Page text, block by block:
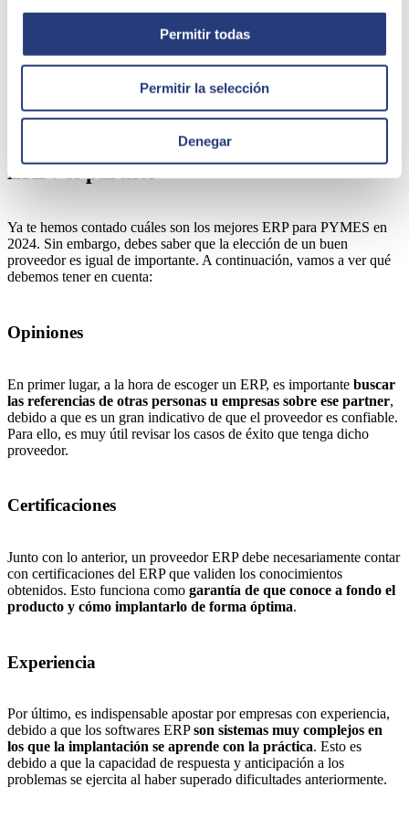
Permitir todas
Permitir la selección
Denegar
anticiparnos. Aprovecha los últimos avances en analítica
Internacionalización: por último, este ERP ofrece asistencia
en 28 idiomas y posee versiones específicas para 50 países. Es
software idóneo para empresas que comercializan en el
extranjero.
Aspecto importante al escoger el mejor
ERP: el partner
Ya te hemos contado cuáles son los mejores ERP para PYMES en
2024. Sin embargo, debes saber que la elección de un buen
proveedor es igual de importante. A continuación, vamos a ver qué
debemos tener en cuenta:
Opiniones
En primer lugar, a la hora de escoger un ERP, es importante buscar
las referencias de otras personas u empresas sobre ese partner,
debido a que es un gran indicativo de que el proveedor es confiable.
Para ello, es muy útil revisar los casos de éxito que tenga dicho
proveedor.
Certificaciones
Junto con lo anterior, un proveedor ERP debe necesariamente contar
con certificaciones del ERP que validen los conocimientos
obtenidos. Esto funciona como garantía de que conoce a fondo el
producto y cómo implantarlo de forma óptima.
Experiencia
Por último, es indispensable apostar por empresas con experiencia,
debido a que los softwares ERPson sistemas muy complejos en
los que la implantación se aprende con la práctica. Esto es
debido a que la capacidad de respuesta y anticipación a los
problemas se ejercita al haber superado dificultades anteriormente.